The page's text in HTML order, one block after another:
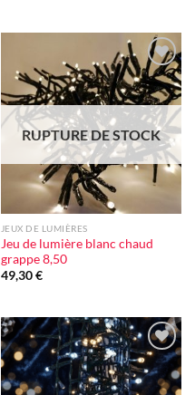
Ajouter
à la liste
d'envie
RUPTURE DE STOCK
JEUX DE LUMIÈRES
Jeu de lumière blanc chaud
grappe 8,50
49,30€
Ajouter
à la liste
d'envie